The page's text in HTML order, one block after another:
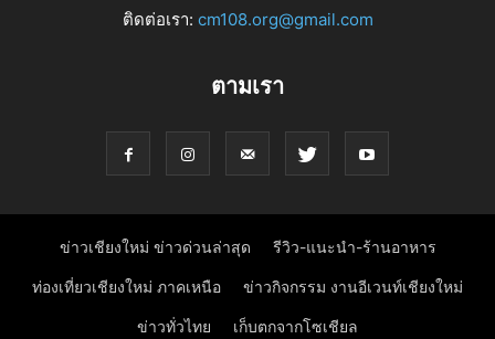
ติดต่อเรา: cm108.org@gmail.com
ตามเรา
ข่าวเชียงใหม่ ข่าวด่วนล่าสุด รีวิว-แนะนำ-ร้านอาหาร
ท่องเที่ยวเชียงใหม่ ภาคเหนือ ข่าวกิจกรรม งานอีเวนท์เชียงใหม่
ข่าวทั่วไทย เก็บตกจากโซเชียล